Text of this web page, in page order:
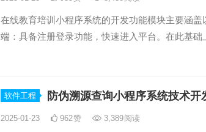
在线教育培训小程序系统的开发功能模块主要涵盖
端：具备注册登录功能，快速进入平台。在此基
软件工程 防伪溯源查询小程序系统技术开
2025-01-23 962赞 3,389阅读